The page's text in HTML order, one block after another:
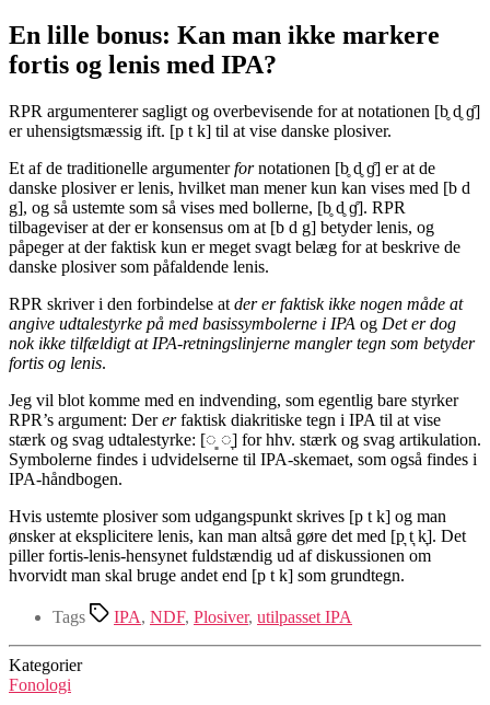
En lille bonus: Kan man ikke markere
fortis og lenis med IPA?
RPR argumenterer sagligt og overbevisende for at notationen [b̥ d̥ ɡ̊]
er uhensigtsmæssig ift. [p t k] til at vise danske plosiver.
Et af de traditionelle argumenterfornotationen [b̥ d̥ ɡ̊] er at de
danske plosiver er lenis, hvilket man mener kun kan vises med [b d
g], og så ustemte som så vises med bollerne, [b̥ d̥ ɡ̊]. RPR
tilbageviser at der er konsensus om at [b d g] betyder lenis, og
påpeger at der faktisk kun er meget svagt belæg for at beskrive de
danske plosiver som påfaldende lenis.
RPR skriver i den forbindelse at der er faktisk ikke nogen måde at
angive udtalestyrke på med basissymbolerne i IPA og Det er dog
nok ikke tilfældigt at IPA-retningslinjerne mangler tegn som betyder
fortis og lenis.
Jeg vil blot komme med en indvending, som egentlig bare styrker
RPR’s argument: Dererfaktisk diakritiske tegn i IPA til at vise
stærk og svag udtalestyrke: [◌͈ ◌͉] for hhv. stærk og svag artikulation.
Symbolerne findes i udvidelserne til IPA-skemaet, som også findes i
IPA-håndbogen.
Hvis ustemte plosiver som udgangspunkt skrives [p t k] og man
ønsker at eksplicitere lenis, kan man altså gøre det med [p͉ t͉ k͉]. Det
piller fortis-lenis-hensynet fuldstændig ud af diskussionen om
hvorvidt man skal bruge andet end [p t k] som grundtegn.
Tags IPA, NDF, Plosiver, utilpasset IPA
Kategorier
Fonologi